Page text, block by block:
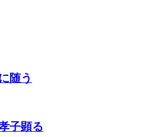
随う
子顕る